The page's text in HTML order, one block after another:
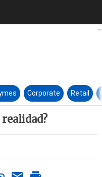
o
Corporate Retail